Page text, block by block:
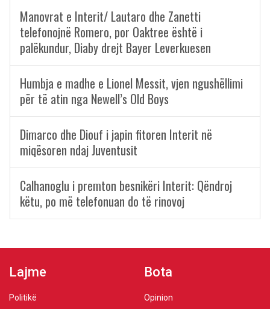
Manovrat e Interit/ Lautaro dhe Zanetti
telefonojnë Romero, por Oaktree është i
palëkundur, Diaby drejt Bayer Leverkuesen
Humbja e madhe e Lionel Messit, vjen ngushëllimi
për të atin nga Newell’s Old Boys
Dimarco dhe Diouf i japin fitoren Interit në
miqësoren ndaj Juventusit
Calhanoglu i premton besnikëri Interit: Qëndroj
këtu, po më telefonuan do të rinovoj
Lajme
Politikë
Bota
Opinion